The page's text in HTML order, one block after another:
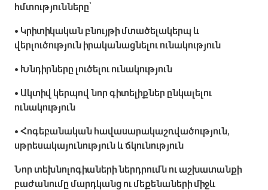
հմտությունները՝
• Կրիտիկական բնույթի մտածելակերպ և
վերլուծություն իրականացնելու ունակություն
• Խնդիրները լուծելու ունակություն
• Ակտիվ կերպով նոր գիտելիքներ ընկալելու
ունակություն
• Հոգեբանական հավասարակաշռվածություն,
սթրեսակայունություն և ճկունություն
Նոր տեխնոլոգիաների ներդրումն ու աշխատանքի
բաժանումը մարդկանց ու մեքենաների միջև